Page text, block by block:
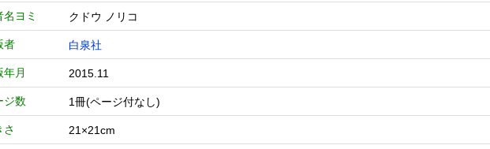
名ヨミ クドウ ノリコ
者 白泉社
年月 2015.11
ジ数 1冊(ページ付なし)
さ 21×21cm